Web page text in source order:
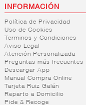
INFORMACIÓN
Política de Privacidad
Uso de Cookies
Terminos y Condiciones
Aviso Legal
Atención Personalizada
Preguntas más frecuentes
Descargar App
Manual Compra Online
Tarjeta Ruiz Galán
Reparto a Domicilio
Pide & Recoge